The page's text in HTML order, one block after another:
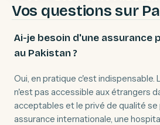
Vos questions sur
Ai-je besoin d'une assurance
au Pakistan ?
Oui, en pratique c'est indispensable.
n'est pas accessible aux étrangers
acceptables et le privé de qualité se
assurance internationale, une